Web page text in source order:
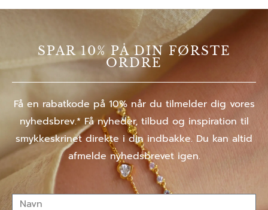
SPAR 10% PÅ DIN FØRSTE
ORDRE
Få en rabatkode på 10% når du tilmelder dig vores
nyhedsbrev.* Få nyheder, tilbud og inspiration til
smykkeskrinet direkte i din indbakke. Du kan altid
afmelde nyhedsbrevet igen.
Navn